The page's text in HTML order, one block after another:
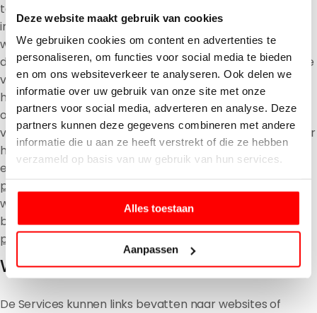
Deze website maakt gebruik van cookies
We gebruiken cookies om content en advertenties te
personaliseren, om functies voor social media te bieden
en om ons websiteverkeer te analyseren. Ook delen we
informatie over uw gebruik van onze site met onze
partners voor social media, adverteren en analyse. Deze
partners kunnen deze gegevens combineren met andere
informatie die u aan ze heeft verstrekt of die ze hebben
verzameld op basis van uw gebruik van hun services.
Alles toestaan
Aanpassen
te bieden, kan Shopify gebruik maken van persoonlijke
informatie die is verzameld over je interacties met onze
winkel, samen met andere merchants, en met Shopify. In
deze omstandigheden is Shopify verantwoordelijk voor de
verwerking van je persoonlijke informatie, inclusief voor
het reageren op je verzoeken om je rechten uit te
oefenen over het gebruik van je persoonlijke informatie
voor deze doeleinden. Om meer informatie te krijgen over
hoe Shopify je persoonlijke informatie gebruikt en over
eventuele rechten die je hebt, ga je naar het Shopify-
privacybeleid voor klanten
woont, kun je hier bepaalde rechten uitoefenen met
betrekking tot je persoonlijke informatiePortaallink
privacybeleid van Shopify
Websites en links van externe partijen
De Services kunnen links bevatten naar websites of